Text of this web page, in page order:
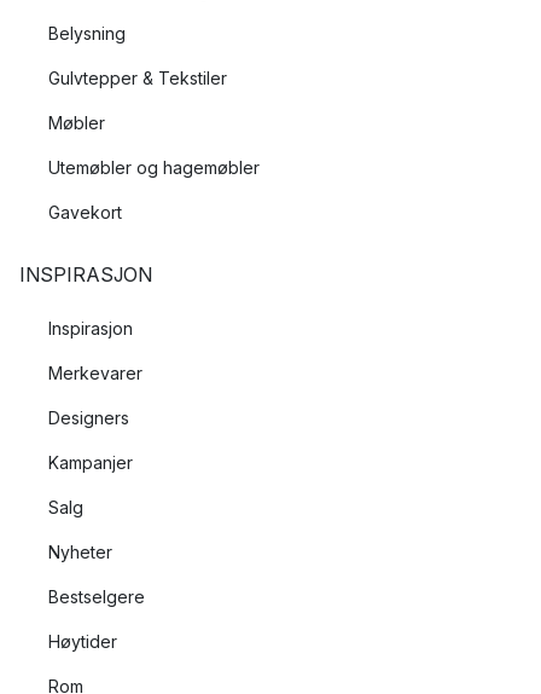
Belysning
Gulvtepper & Tekstiler
Møbler
Utemøbler og hagemøbler
Gavekort
INSPIRASJON
Inspirasjon
Merkevarer
Designers
Kampanjer
Salg
Nyheter
Bestselgere
Høytider
Rom